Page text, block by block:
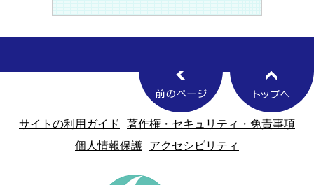
サイトの利用ガイド
著作権・セキュリティ・免責事項
個人情報保護
アクセシビリティ